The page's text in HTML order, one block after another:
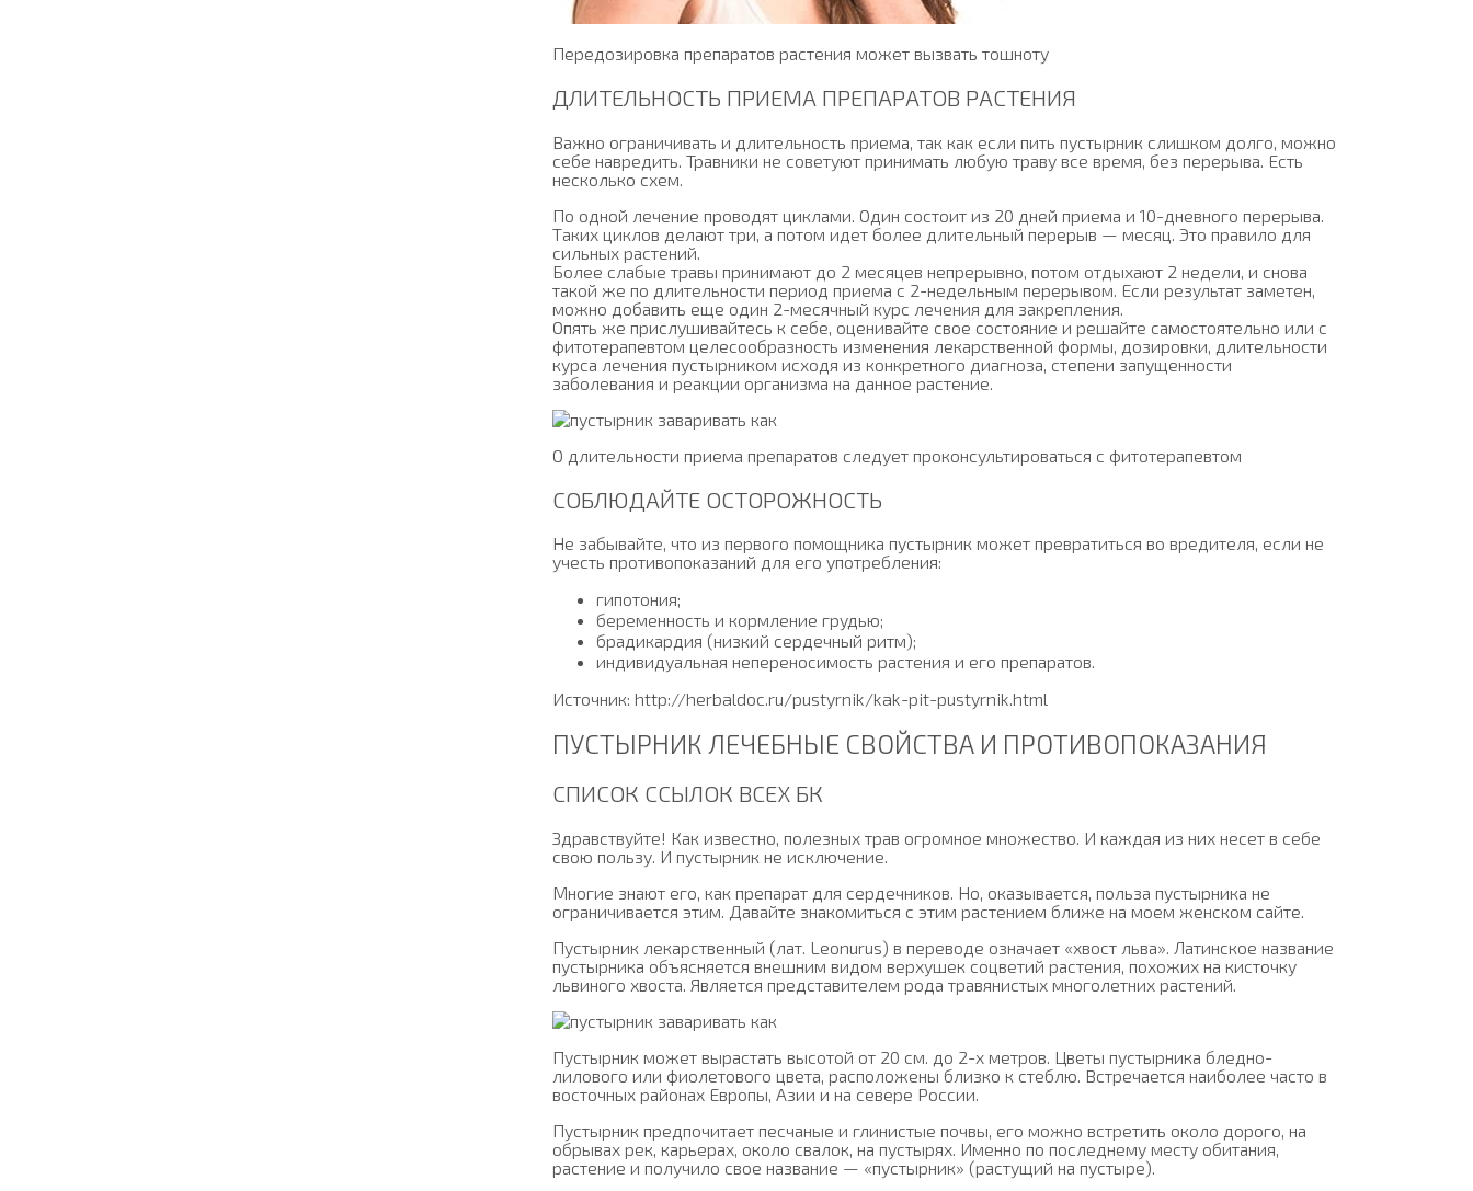
Передозировка препаратов растения может вызвать тошноту
ДЛИТЕЛЬНОСТЬ ПРИЕМА ПРЕПАРАТОВ РАСТЕНИЯ
Важно ограничивать и длительность приема, так как если пить пустырник слишком долго, можно
себе навредить. Травники не советуют принимать любую траву все время, без перерыва. Есть
несколько схем.
По одной лечение проводят циклами. Один состоит из 20 дней приема и 10-дневного перерыва.
Таких циклов делают три, а потом идет более длительный перерыв — месяц. Это правило для
сильных растений.
Более слабые травы принимают до 2 месяцев непрерывно, потом отдыхают 2 недели, и снова
такой же по длительности период приема с 2-недельным перерывом. Если результат заметен,
можно добавить еще один 2-месячный курс лечения для закрепления.
Опять же прислушивайтесь к себе, оценивайте свое состояние и решайте самостоятельно или с
фитотерапевтом целесообразность изменения лекарственной формы, дозировки, длительности
курса лечения пустырником исходя из конкретного диагноза, степени запущенности
заболевания и реакции организма на данное растение.
О длительности приема препаратов следует проконсультироваться с фитотерапевтом
СОБЛЮДАЙТЕ ОСТОРОЖНОСТЬ
Не забывайте, что из первого помощника пустырник может превратиться во вредителя, если не
учесть противопоказаний для его употребления:
гипотония;
беременность и кормление грудью;
брадикардия (низкий сердечный ритм);
индивидуальная непереносимость растения и его препаратов.
Источник: http://herbaldoc.ru/pustyrnik/kak-pit-pustyrnik.html
ПУСТЫРНИК ЛЕЧЕБНЫЕ СВОЙСТВА И ПРОТИВОПОКАЗАНИЯ
СПИСОК ССЫЛОК ВСЕХ БК
Здравствуйте! Как известно, полезных трав огромное множество. И каждая из них несет в себе
свою пользу. И пустырник не исключение.
Многие знают его, как препарат для сердечников. Но, оказывается, польза пустырника не
ограничивается этим. Давайте знакомиться с этим растением ближе на моем женском сайте.
Пустырник лекарственный (лат. Leonurus) в переводе означает «хвост льва». Латинское название
пустырника объясняется внешним видом верхушек соцветий растения, похожих на кисточку
львиного хвоста. Является представителем рода травянистых многолетних растений.
Пустырник может вырастать высотой от 20 см. до 2-х метров. Цветы пустырника бледно-
лилового или фиолетового цвета, расположены близко к стеблю. Встречается наиболее часто в
восточных районах Европы, Азии и на севере России.
Пустырник предпочитает песчаные и глинистые почвы, его можно встретить около дорого, на
обрывах рек, карьерах, около свалок, на пустырях. Именно по последнему месту обитания,
растение и получило свое название — «пустырник» (растущий на пустыре).